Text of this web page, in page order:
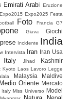
Emirati Arabi Eruzione
Expo2015 Expo2025 Festa
Foto Francia G7
Giava
Giochi
Incidente India
Intervista Iran Iran Usa
Italy Jihad
Kashmir
Kyoto Laos Lavoro Legge
Malaysia Maldive
Medio Oriente Mercato
Italy Miss Universo Model